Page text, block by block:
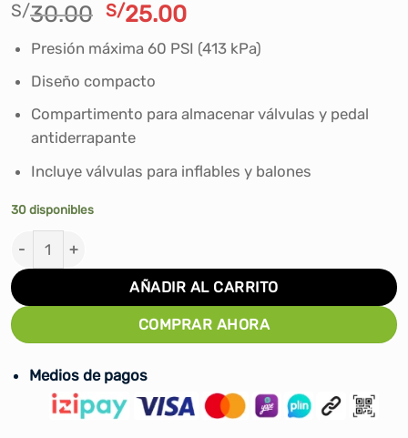
S/30.00 El
precio
original
era:
S/30.00.
S/25.00El
precio
actual
S/25.00.
Presión máxima 60 PSI (413 kPa)
Diseño compacto
Compartimento para almacenar válvulas y pedal
antiderrapante
Incluye válvulas para inflables y balones
30 disponibles
Inflador con Pedal Truper - 60 Psi cantidad
AÑADIR AL CARRITO
COMPRAR AHORA
Medios de pagos